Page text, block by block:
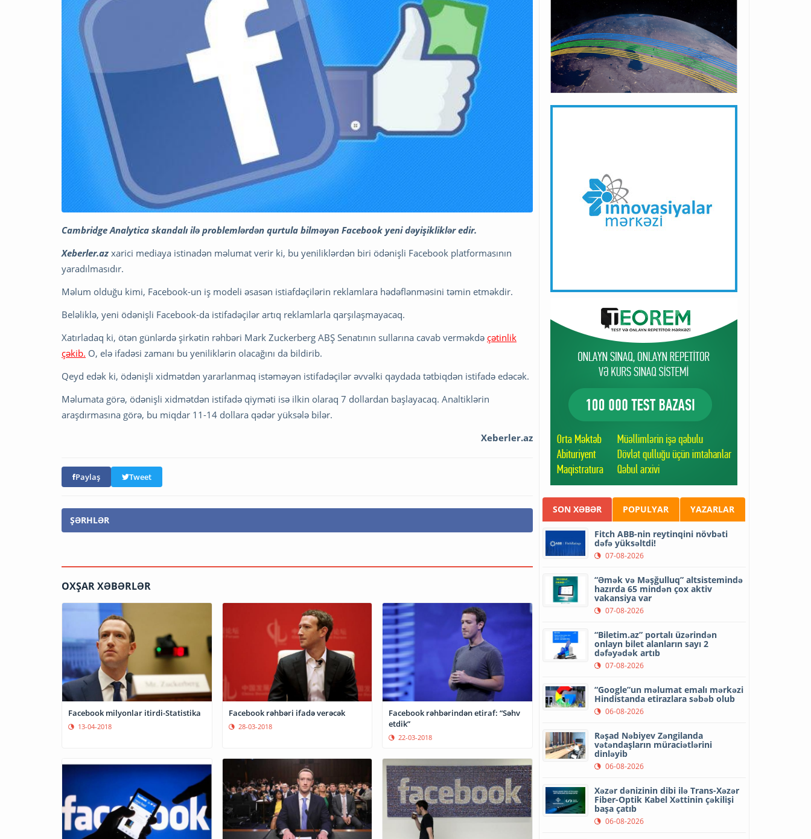
Cambridge Analytica skandalı ilə problemlərdən qurtula bilməyən Facebook yeni dəyişikliklər edir.
Xeberler.az xarici mediaya istinadən məlumat verir ki, bu yeniliklərdən biri ödənişli Facebook platformasının
yaradılmasıdır.
Məlum olduğu kimi, Facebook-un iş modeli əsasən istiafdəçilərin reklamlara hədəflənməsini təmin etməkdir.
Beləliklə, yeni ödənişli Facebook-da istifadəçilər artıq reklamlarla qarşılaşmayacaq.
Xatırladaq ki, ötən günlərdə şirkətin rəhbəri Mark Zuckerberg ABŞ Senatının sullarına cavab verməkdə çətinlik
çəkib. O, elə ifadəsi zamanı bu yeniliklərin olacağını da bildirib.
Qeyd edək ki, ödənişli xidmətdən yararlanmaq istəməyən istifadəçilər əvvəlki qaydada tətbiqdən istifadə edəcək.
Məlumata görə, ödənişli xidmətdən istifadə qiyməti isə ilkin olaraq 7 dollardan başlayacaq. Analtiklərin
araşdırmasına görə, bu miqdar 11-14 dollara qədər yüksələ bilər.
Xeberler.az
Paylaş Tweet
ŞƏRHLƏR
OXŞAR XƏBƏRLƏR
Facebook milyonlar itirdi-Statistika
13-04-2018
Facebook rəhbəri ifadə verəcək
28-03-2018
Facebook rəhbərindən etiraf: “Səhv
etdik”
22-03-2018
SON XƏBƏR POPULYAR YAZARLAR
Fitch ABB-nin reytinqini növbəti
dəfə yüksəltdi!
07-08-2026
“Əmək və Məşğulluq” altsistemində
hazırda 65 mindən çox aktiv
vakansiya var
07-08-2026
“Biletim.az” portalı üzərindən
onlayn bilet alanların sayı 2
dəfəyədək artıb
07-08-2026
“Google”un məlumat emalı mərkəzi
Hindistanda etirazlara səbəb olub
06-08-2026
Rəşad Nəbiyev Zəngilanda
vətəndaşların müraciətlərini
dinləyib
06-08-2026
Xəzər dənizinin dibi ilə Trans-Xəzər
Fiber-Optik Kabel Xəttinin çəkilişi
başa çatıb
06-08-2026